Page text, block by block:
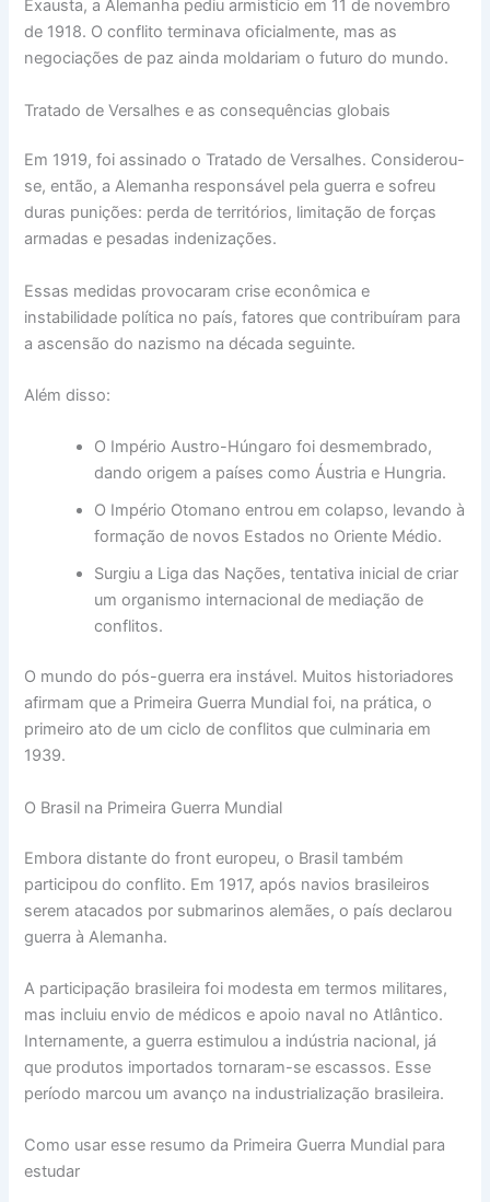
Exausta, a Alemanha pediu armistício em 11 de novembro
de 1918. O conflito terminava oficialmente, mas as
negociações de paz ainda moldariam o futuro do mundo.
Tratado de Versalhes e as consequências globais
Em 1919, foi assinado o Tratado de Versalhes. Considerou-
se, então, a Alemanha responsável pela guerra e sofreu
duras punições: perda de territórios, limitação de forças
armadas e pesadas indenizações.
Essas medidas provocaram crise econômica e
instabilidade política no país, fatores que contribuíram para
a ascensão do nazismo na década seguinte.
Além disso:
O Império Austro-Húngaro foi desmembrado,
dando origem a países como Áustria e Hungria.
O Império Otomano entrou em colapso, levando à
formação de novos Estados no Oriente Médio.
Surgiu a Liga das Nações, tentativa inicial de criar
um organismo internacional de mediação de
conflitos.
O mundo do pós-guerra era instável. Muitos historiadores
afirmam que a Primeira Guerra Mundial foi, na prática, o
primeiro ato de um ciclo de conflitos que culminaria em
1939.
O Brasil na Primeira Guerra Mundial
Embora distante do front europeu, o Brasil também
participou do conflito. Em 1917, após navios brasileiros
serem atacados por submarinos alemães, o país declarou
guerra à Alemanha.
A participação brasileira foi modesta em termos militares,
mas incluiu envio de médicos e apoio naval no Atlântico.
Internamente, a guerra estimulou a indústria nacional, já
que produtos importados tornaram-se escassos. Esse
período marcou um avanço na industrialização brasileira.
Como usar esse resumo da Primeira Guerra Mundial para
estudar